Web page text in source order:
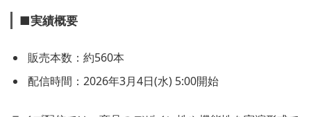
■実績概要
販売本数：約560本
配信時間：2026年3月4日(水) 5:00開始